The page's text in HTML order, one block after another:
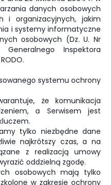
danych osobowych
i organizacyjnych, jakim
i systemy informatyczne
osobowych (Dz. U. Nr
Inspektora
systemu ochrony
że komunikacja
a Serwisem jest
tylko niezbędne dane
najkrótszy czas, a na
z realizacją umowy
oddzielną zgodę.
osobowych mają tylko
w zakresie ochrony